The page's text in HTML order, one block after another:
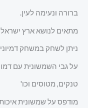
ברורה ונעימה לעין.
מתאים לנושא ארץ ישראל,
ניתן לשחק במשחק דמיוני
על גבי השמשונית עם
טנקים, מטוסים וכו'
מודפס על שמשונית